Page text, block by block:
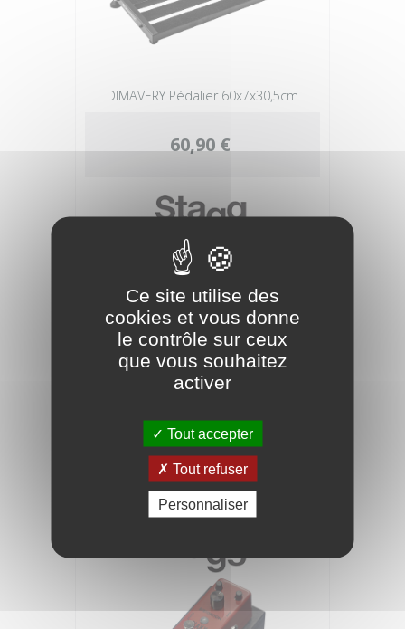
DIMAVERY Pédalier 60x7x30,5cm
60,90 €
STAGG Pédale d'Effet Blaxx BX-DRIVE B
Overdrive 3 Modes
41,90 €
Ce site utilise des
cookies et vous donne
le contrôle sur ceux
que vous souhaitez
activer
Tout accepter
Tout refuser
Personnaliser